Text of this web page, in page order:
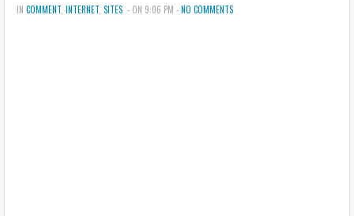
IN COMMENT INTERNET SITES - ON 9:06 PM -NO COMMENTS